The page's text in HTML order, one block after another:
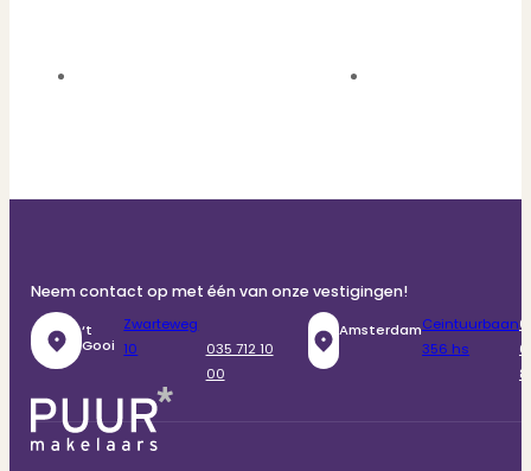
Neem contact op met één van onze vestigingen!
‘t
Gooi
Zwarteweg
10
035 712 10
00
AmsterdamCeintuurbaan
356 hs